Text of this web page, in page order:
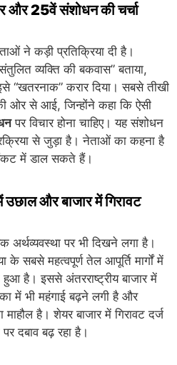
और 25वें संशोधन की चर्चा
ने कड़ी प्रतिक्रिया दी है।
व्यक्ति की बकवास” बताया,
करार दिया। सबसे तीखी
ओर से आई, जिन्होंने कहा कि ऐसी
पर विचार होना चाहिए। यह संशोधन
से जुड़ा है। नेताओं का कहना है
में डाल सकते हैं।
और बाजार में गिरावट
अर्थव्यवस्था पर भी दिखने लगा है।
सबसे महत्वपूर्ण तेल आपूर्ति मार्गों में
है। इससे अंतरराष्ट्रीय बाजार में
में भी महंगाई बढ़ने लगी है और
है। शेयर बाजार में गिरावट दर्ज
दबाव बढ़ रहा है।